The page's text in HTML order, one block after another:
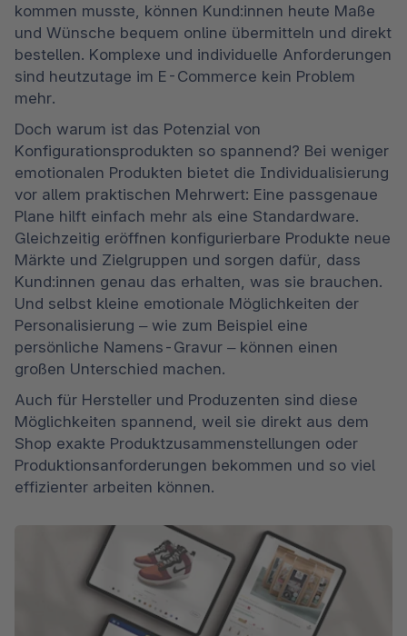
kommen musste, können Kund:innen heute Maße
und Wünsche bequem online übermitteln und direkt
bestellen. Komplexe und individuelle Anforderungen
sind heutzutage im E-Commerce kein Problem
mehr.
Doch warum ist das Potenzial von
Konfigurationsprodukten so spannend? Bei weniger
emotionalen Produkten bietet die Individualisierung
vor allem praktischen Mehrwert: Eine passgenaue
Plane hilft einfach mehr als eine Standardware.
Gleichzeitig eröffnen konfigurierbare Produkte neue
Märkte und Zielgruppen und sorgen dafür, dass
Kund:innen genau das erhalten, was sie brauchen.
Und selbst kleine emotionale Möglichkeiten der
Personalisierung – wie zum Beispiel eine
persönliche Namens-Gravur – können einen
großen Unterschied machen.
Auch für Hersteller und Produzenten sind diese
Möglichkeiten spannend, weil sie direkt aus dem
Shop exakte Produktzusammenstellungen oder
Produktionsanforderungen bekommen und so viel
effizienter arbeiten können.